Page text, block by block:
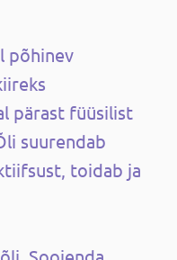
põhinev
pärast füüsilist
suurendab
toidab ja